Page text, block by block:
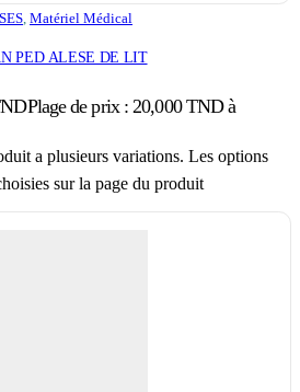
Matériel Médical
PED ALESE DE LIT
Plage de prix : 20,000 TND à
a plusieurs variations. Les options
sur la page du produit